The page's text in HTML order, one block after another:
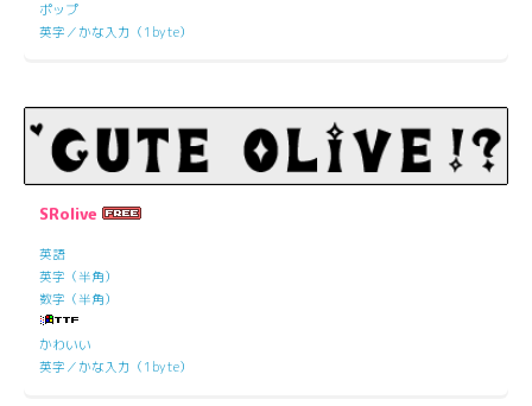
ポップ
英字／かな入力（1byte）
SRolive
英語
英字（半角）
数字（半角）
かわいい
英字／かな入力（1byte）